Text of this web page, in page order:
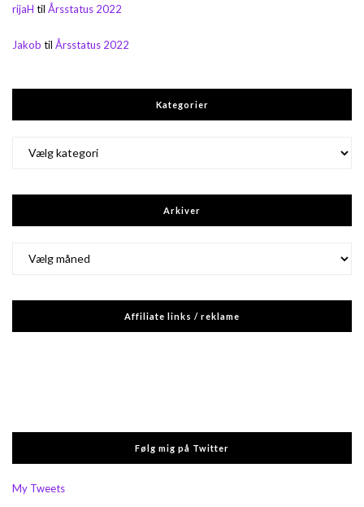
rijaH til Årsstatus 2022
Jakob til Årsstatus 2022
Kategorier
Arkiver
Affiliate links / reklame
Følg mig på Twitter
My Tweets